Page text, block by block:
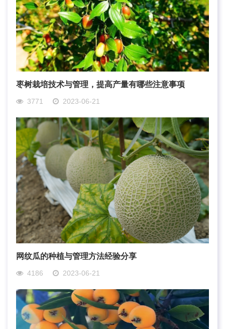
枣树栽培技术与管理，提高产量有哪些注意事项
3771 2023-06-21
网纹瓜的种植与管理方法经验分享
4186 2023-06-21